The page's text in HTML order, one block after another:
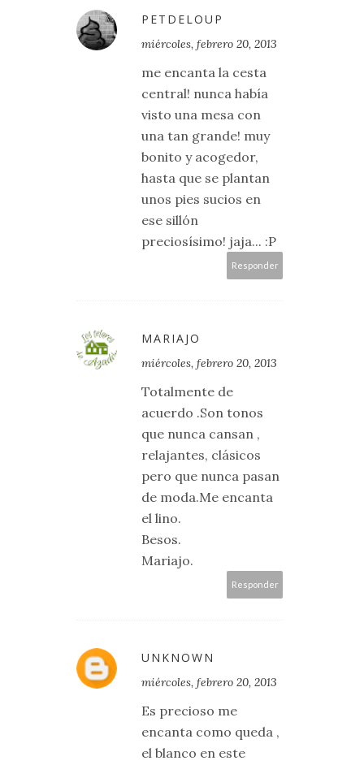
PETDELOUP
miércoles, febrero 20, 2013
me encanta la cesta
central! nunca había
visto una mesa con
una tan grande! muy
bonito y acogedor,
hasta que se plantan
unos pies sucios en
ese sillón
preciosísimo! jaja... :P
Responder
MARIAJO
miércoles, febrero 20, 2013
Totalmente de
acuerdo .Son tonos
que nunca cansan ,
relajantes, clásicos
pero que nunca pasan
de moda.Me encanta
el lino.
Besos.
Mariajo.
Responder
UNKNOWN
miércoles, febrero 20, 2013
Es precioso me
encanta como queda ,
el blanco en este